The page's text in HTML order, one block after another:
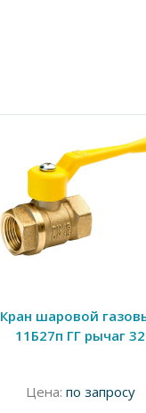
Кран шаровой
11Б27п ГГ рычаг 32
Цена: по запросу